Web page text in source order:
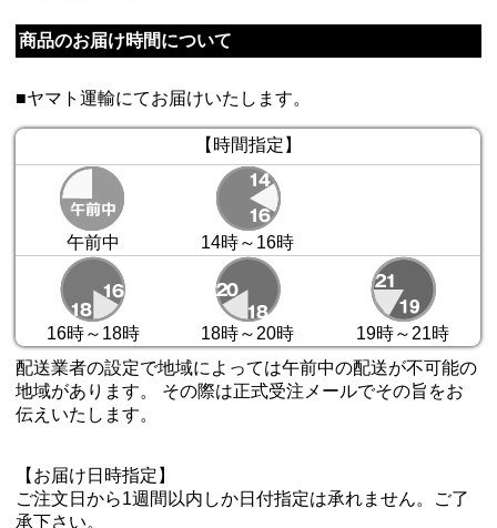
商品のお届け時間について
■ヤマト運輸にてお届けいたします。
【時間指定】
午前中 14時～16時
16時～18時 18時～20時
19時～21時
配送業者の設定で地域によっては午前中の配送が不可能の
地域があります。 その際は正式受注メールでその旨をお
伝えいたします。
【お届け日時指定】
ご注文日から1週間以内しか日付指定は承れません。ご了
承下さい。